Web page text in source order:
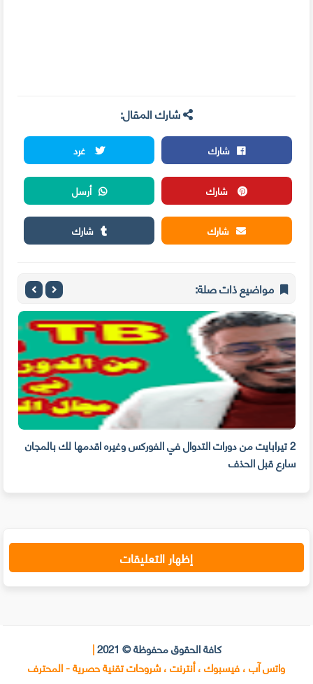
شارك المقال:
شارك
غرد
شارك
أرسل
شارك
شارك
مواضيع ذات صلة:
2 تيرابايت من دورات التدوال في الفوركس وغيره اقدمها لك بالمجان
سارع قبل الحذف
إظهار التعليقات
كافة الحقوق محفوظة © 2021 |
واتس آب ، فيسبوك ، أنترنت ، شروحات تقنية حصرية - المحترف